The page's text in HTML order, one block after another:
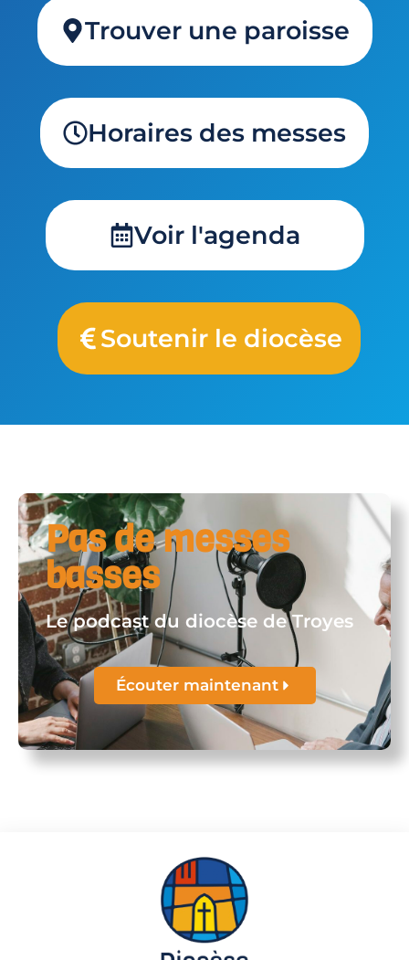
Trouver une paroisse
Horaires des messes
Voir l'agenda
Soutenir le diocèse
Pas de messes
basses
Le podcast du diocèse de Troyes
Écouter maintenant